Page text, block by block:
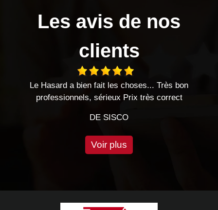
Les avis de nos
clients
Le Hasard a bien fait les choses... Très bon
professionnels, sérieux Prix très correct
DE SISCO
Voir plus